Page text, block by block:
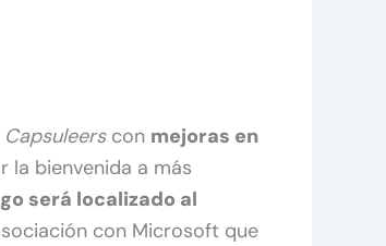
Capsuleerscon mejoras en
la bienvenida a más
será localizado al
con Microsoft que